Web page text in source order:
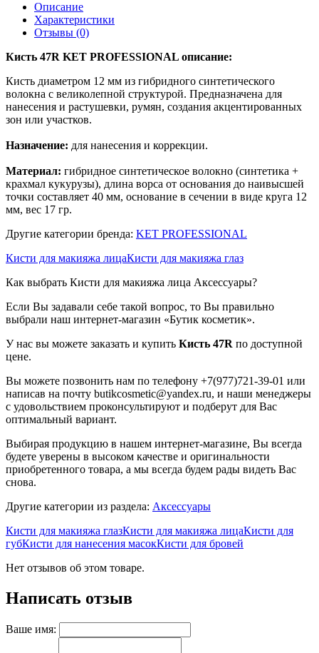
Описание
Характеристики
Отзывы (0)
Кисть 47R KET PROFESSIONAL описание:
Кисть диаметром 12 мм из гибридного синтетического
волокна с великолепной структурой. Предназначена для
нанесения и растушевки, румян, создания акцентированных
зон или участков.
Назначение: для нанесения и коррекции.
Материал: гибридное синтетическое волокно (синтетика +
крахмал кукурузы), длина ворса от основания до наивысшей
точки составляет 40 мм, основание в сечении в виде круга 12
мм, вес 17 гр.
Другие категории бренда: KET PROFESSIONAL
Кисти для макияжа лицаКисти для макияжа глаз
Как выбрать Кисти для макияжа лица Аксессуары?
Если Вы задавали себе такой вопрос, то Вы правильно
выбрали наш интернет-магазин «Бутик косметик».
У нас вы можете заказать и купить Кисть 47R по доступной
цене.
Вы можете позвонить нам по телефону +7(977)721-39-01 или
написав на почту butikcosmetic@yandex.ru, и наши менеджеры
с удовольствием проконсультируют и подберут для Вас
оптимальный вариант.
Выбирая продукцию в нашем интернет-магазине, Вы всегда
будете уверены в высоком качестве и оригинальности
приобретенного товара, а мы всегда будем рады видеть Вас
снова.
Другие категории из раздела: Аксессуары
Кисти для макияжа глазКисти для макияжа лицаКисти для
губКисти для нанесения масокКисти для бровей
Нет отзывов об этом товаре.
Написать отзыв
Ваше имя: